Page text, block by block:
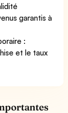
garantis à
:
et le taux